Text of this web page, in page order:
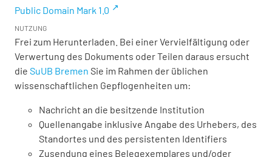
Public Domain Mark 1.0
NUTZUNG
Frei zum Herunterladen. Bei einer Vervielfältigung oder
Verwertung des Dokuments oder Teilen daraus ersucht
die SuUB Bremen Sie im Rahmen der üblichen
wissenschaftlichen Gepflogenheiten um:
Nachricht an die besitzende Institution
Quellenangabe inklusive Angabe des Urhebers, des
Standortes und des persistenten Identifiers
Zusendung eines Belegexemplares und/oder